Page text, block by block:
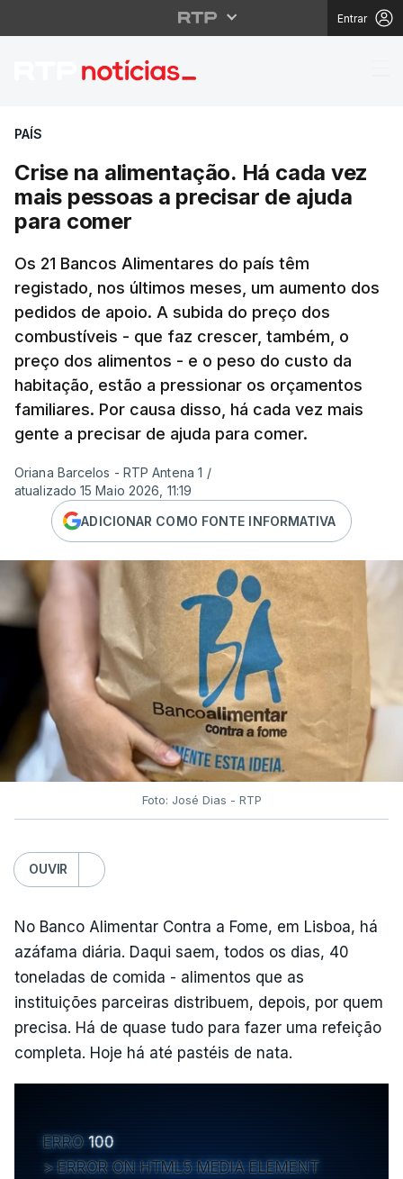
Entrar
Crise na alimentação.
PAÍS
Crise na alimentação. Há cada vez
mais pessoas a precisar de ajuda
para comer
Os 21 Bancos Alimentares do país têm
registado, nos últimos meses, um aumento dos
pedidos de apoio. A subida do preço dos
combustíveis - que faz crescer, também, o
preço dos alimentos - e o peso do custo da
habitação, estão a pressionar os orçamentos
familiares. Por causa disso, há cada vez mais
gente a precisar de ajuda para comer.
Oriana Barcelos - RTP Antena 1 /
atualizado 15 Maio 2026, 11:19
ADICIONAR COMO FONTE INFORMATIVA
Foto: José Dias - RTP
OUVIR
No Banco Alimentar Contra a Fome, em Lisboa, há
azáfama diária. Daqui saem, todos os dias, 40
toneladas de comida - alimentos que as
instituições parceiras distribuem, depois, por quem
precisa. Há de quase tudo para fazer uma refeição
completa. Hoje há até pastéis de nata.
ERRO 100
ERROR ON HTML5 MEDIA ELEMENT